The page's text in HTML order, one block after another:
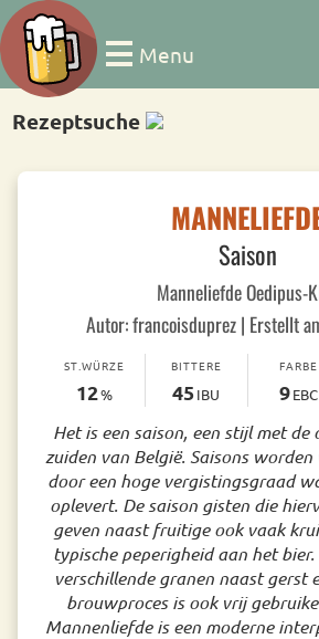
Menu
Rezeptsuche
Saison
Manneliefde Oedipus-
Autor: francoisduprez | Erstellt
ST.WÜRZE
12%
BITTERE
45 IBU
FARBE
9EBC
Het is een saison, een stijl met
zuiden van België. Saisons
door een hoge vergistingsgraad
oplevert. De saison gisten die
geven naast fruitige ook vaak
typische peperigheid aan het
verschillende granen naast gerst
brouwproces is ook vrij
Mannenliefde is een moderne